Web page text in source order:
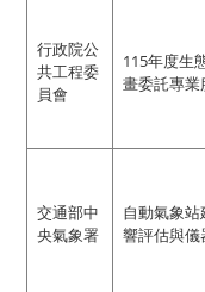
行政院公
共工程委
員會
115年度生
畫委託專業
交通部中
央氣象署
自動氣象
響評估與儀